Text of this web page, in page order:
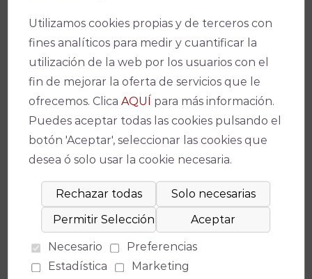
Facebook
X WhatsApp
Email
Copy
Link
Espectáculos relacionados
No se ha encontrado un evento relacionado.
Utilizamos cookies propias y de terceros con
fines analíticos para medir y cuantificar la
utilización de la web por los usuarios con el
fin de mejorar la oferta de servicios que le
ofrecemos. ClicaAQUÍ
para más información.
Puedes aceptar todas las cookies pulsando el
botón 'Aceptar', seleccionar las cookies que
desea ó solo usar la cookie necesaria.
Necesario
Preferencias
Estadística
Marketing